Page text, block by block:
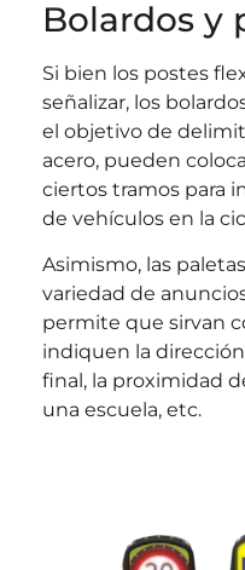
Bolardos y
Si bien los postes
señalizar, los
el objetivo de
acero, pueden
ciertos tramos para
de vehículos en la
Asimismo, las
variedad de
permite que sirvan
indiquen la
final, la proximidad
una escuela, etc.